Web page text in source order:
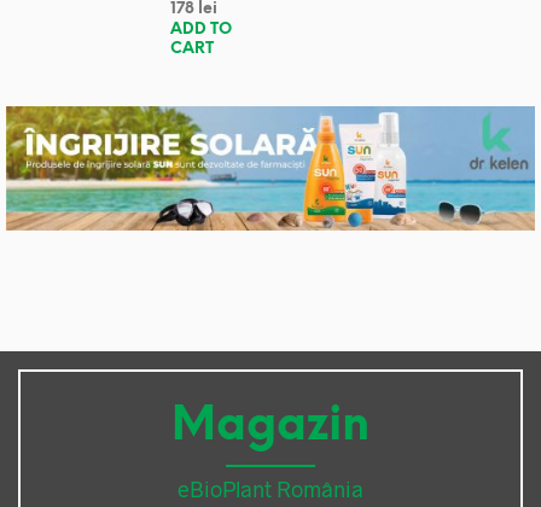
178 lei
ADD TO
CART
Magazin
eBioPlant România